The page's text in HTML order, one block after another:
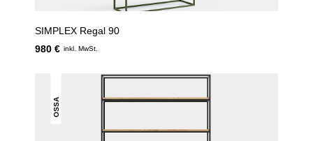
SIMPLEX Regal 90
980 € inkl. MwSt.
OSSA